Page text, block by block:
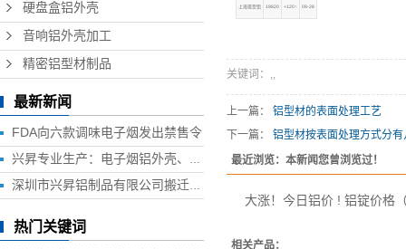
硬盘盒铝外壳
音响铝外壳加工
精密铝型材制品
最新新闻
FDA向六款调味电子烟发出禁售令
兴昇专业生产：电子烟铝外壳、电子烟外壳、HUB铝外壳、移动电源外壳、无线充铝外壳等铝制品外壳
深圳市兴昇铝制品有限公司搬迁联络函
热门关键词
上海现货铝 19820 +120↑ 09-28
关键词： ,,
上一篇： 铝型材的表面处理工艺
下一篇： 铝型材按表面处理方式分有
最近浏览：本新闻您曾浏览过！
大涨！今日铝价 ! 铝锭价格
相关产品：